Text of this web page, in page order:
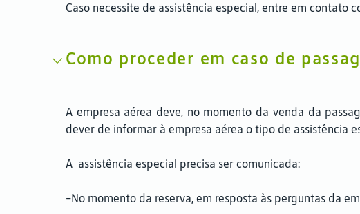
Caso necessite de assistência especial, entre em contato
Como proceder em caso de
A empresa aérea deve, no momento da venda da
dever de informar à empresa aérea o tipo de assistência
A assistência especial precisa ser comunicada:
-No momento da reserva, em resposta às perguntas da